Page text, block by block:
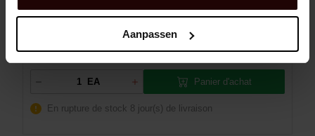
Aanpassen
Diamètre d'arbre: 100
Matériau (corps de palier): Fonte
EA Panier d'achat
En rupture de stock 8 jour(s) de livraison